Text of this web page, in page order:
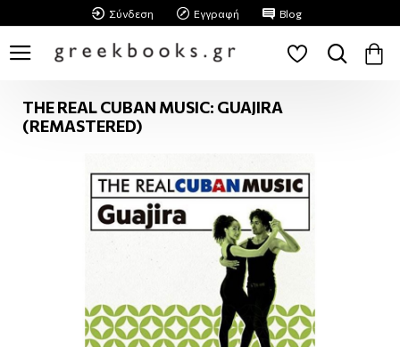
Σύνδεση Εγγραφή Blog
THE REAL CUBAN MUSIC: GUAJIRA
(REMASTERED)